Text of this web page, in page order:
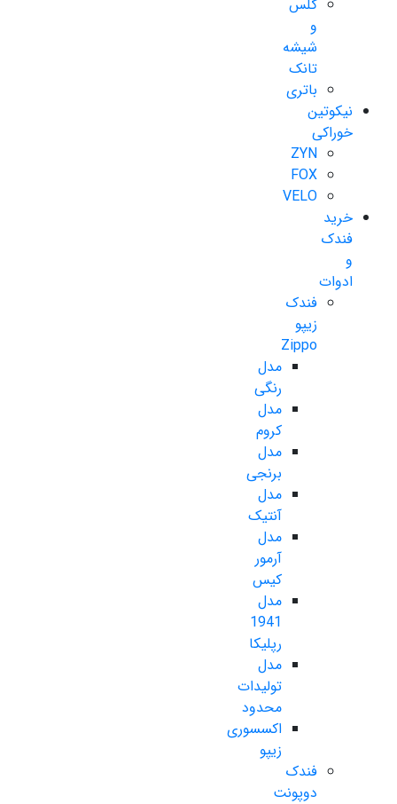
گلس
و
شیشه
تانک
باتری
نیکوتین
خوراکی
ZYN
FOX
VELO
خرید
فندک
و
ادوات
فندک
زیپو
Zippo
مدل
رنگی
مدل
کروم
مدل
برنجی
مدل
آنتیک
مدل
آرمور
کیس
مدل
1941
رپلیکا
مدل
تولیدات
محدود
اکسسوری
زیپو
فندک
دوپونت